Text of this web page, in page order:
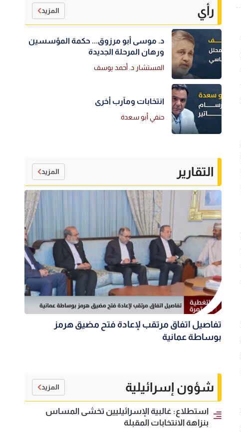
رأي المزيد
د. موسى أبو مرزوق... حكمة المؤسسين
ورهان المرحلة الجديدة
المستشار د. أحمد يوسف
انتخابات ومآرب أخرى
حنفي أبو سعدة
التقارير المزيد
تفاصيل اتفاق مرتقب لإعادة فتح مضيق هرمز
بوساطة عمانية
شؤون إسرائيلية المزيد
استطلاع: غالبية الإسرائيليين تخشى المساس
بنزاهة الانتخابات المقبلة